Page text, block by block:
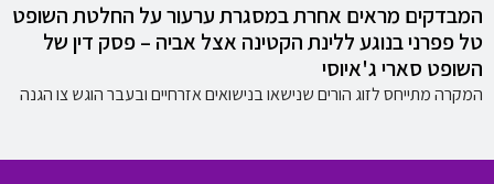
המבדקים מראים אחרת במסגרת ערעור על החלטת השופט
טל פפרני בנוגע ללינת הקטינה אצל אביה – פסק דין של
השופט סארי ג'איוסי
המקרה מתייחס לזוג הורים שנישאו בנישואים אזרחיים ובעבר הוגש צו הגנה